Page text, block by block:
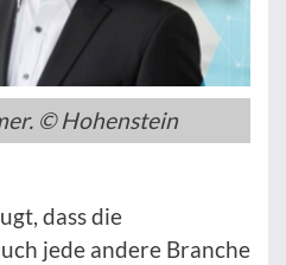
© Hohenstein
dass die
jede andere Branche